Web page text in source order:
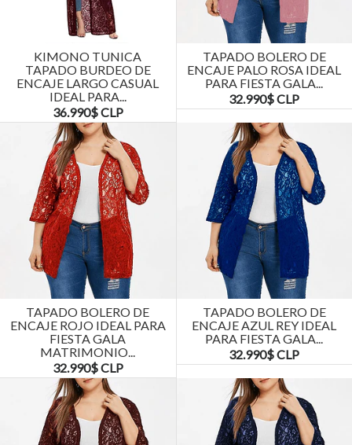
KIMONO TUNICA
TAPADO BURDEO DE
ENCAJE LARGO CASUAL
IDEAL PARA...
36.990$ CLP
TAPADO BOLERO DE
ENCAJE PALO ROSA IDEAL
PARA FIESTA GALA...
32.990$ CLP
TAPADO BOLERO DE
ENCAJE ROJO IDEAL PARA
FIESTA GALA
MATRIMONIO...
32.990$ CLP
TAPADO BOLERO DE
ENCAJE AZUL REY IDEAL
PARA FIESTA GALA...
32.990$ CLP